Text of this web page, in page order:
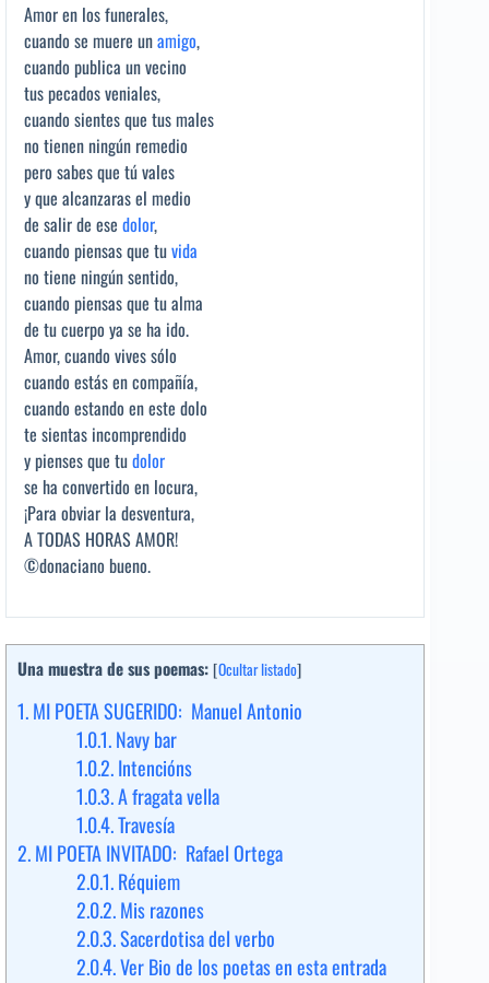
Amor en los funerales,
cuando se muere unamigo,
cuando publica un vecino
tus pecados veniales,
cuando sientes que tus males
no tienen ningún remedio
pero sabes que tú vales
y que alcanzaras el medio
de salir de ese dolor,
cuando piensas que tuvida
no tiene ningún sentido,
cuando piensas que tu alma
de tu cuerpo ya se ha ido.
Amor, cuando vives sólo
cuando estás en compañía,
cuando estando en este dolo
te sientas incomprendido
y pienses que tudolor
se ha convertido en locura,
¡Para obviar la desventura,
A TODAS HORAS AMOR!
©donaciano bueno.
Una muestra de sus poemas: [Ocultar listado]
1.MI POETA SUGERIDO: Manuel Antonio
1.0.1.Navy bar
1.0.2.Intencións
1.0.3.A fragata vella
1.0.4.Travesía
2.MI POETA INVITADO: Rafael Ortega
2.0.1.Réquiem
2.0.2.Mis razones
2.0.3.Sacerdotisa del verbo
2.0.4.Ver Bio de los poetas en esta entrada